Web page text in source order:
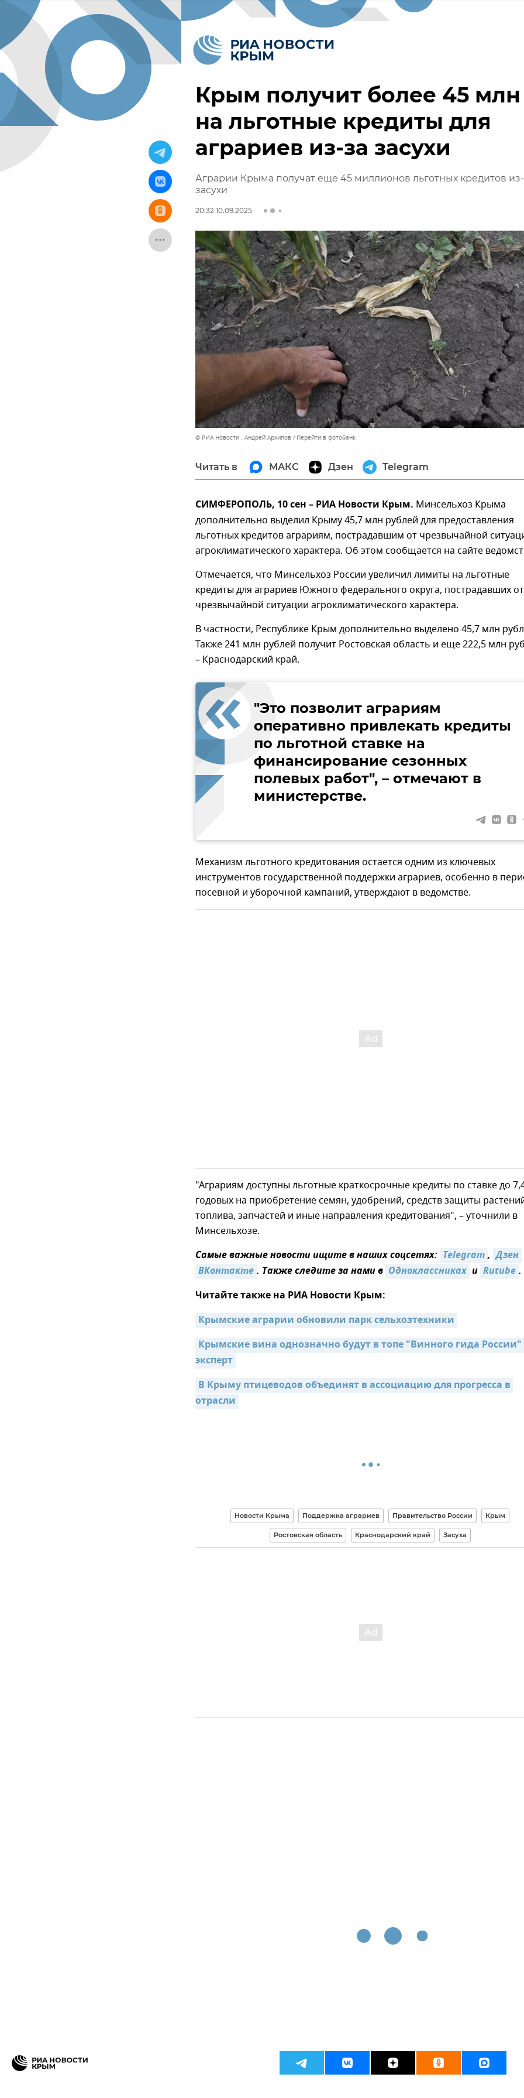
Крым получит более 45 млн
на льготные кредиты для
аграриев из-за засухи
Аграрии Крыма получат еще 45 миллионов льготных кредитов
засухи
20:32 10.09.2025
© РИА Новости . Андрей Архипов Перейти в фотобанк
Читать в МАКС Дзен Telegram
СИМФЕРОПОЛЬ, 10 сен – РИА Новости Крым. Минсельхоз Крыма
дополнительно выделил Крыму 45,7 млн рублей для предоставления
льготных кредитов аграриям, пострадавшим от чрезвычайной
агроклиматического характера. Об этом сообщается на сайте
Отмечается, что Минсельхоз России увеличил лимиты на льготные
кредиты для аграриев Южного федерального округа, пострадавших от
чрезвычайной ситуации агроклиматического характера.
В частности, Республике Крым дополнительно выделено 45,7 млн
Также 241 млн рублей получит Ростовская область и еще 222,5 млн
– Краснодарский край.
"Это позволит аграриям
оперативно привлекать кредиты
по льготной ставке на
финансирование сезонных
полевых работ", – отмечают в
министерстве.
Механизм льготного кредитования остается одним из ключевых
инструментов государственной поддержки аграриев, особенно в
посевной и уборочной кампаний, утверждают в ведомстве.
"Аграриям доступны льготные краткосрочные кредиты по ставке до
годовых на приобретение семян, удобрений, средств защиты
топлива, запчастей и иные направления кредитования", – уточнили в
Минсельхозе.
Самые важные новости ищите в наших соцсетях: Telegram, Дзен
ВКонтакте. Также следите за нами в Одноклассниках и Rutube.
Читайте также на РИА Новости Крым:
Крымские аграрии обновили парк сельхозтехники
Крымские вина однозначно будут в топе "Винного гида России"
эксперт
В Крыму птицеводов объединят в ассоциацию для прогресса в
отрасли
Новости Крыма Поддержка аграриев Правительство России Крым
Ростовская область Краснодарский край Засуха